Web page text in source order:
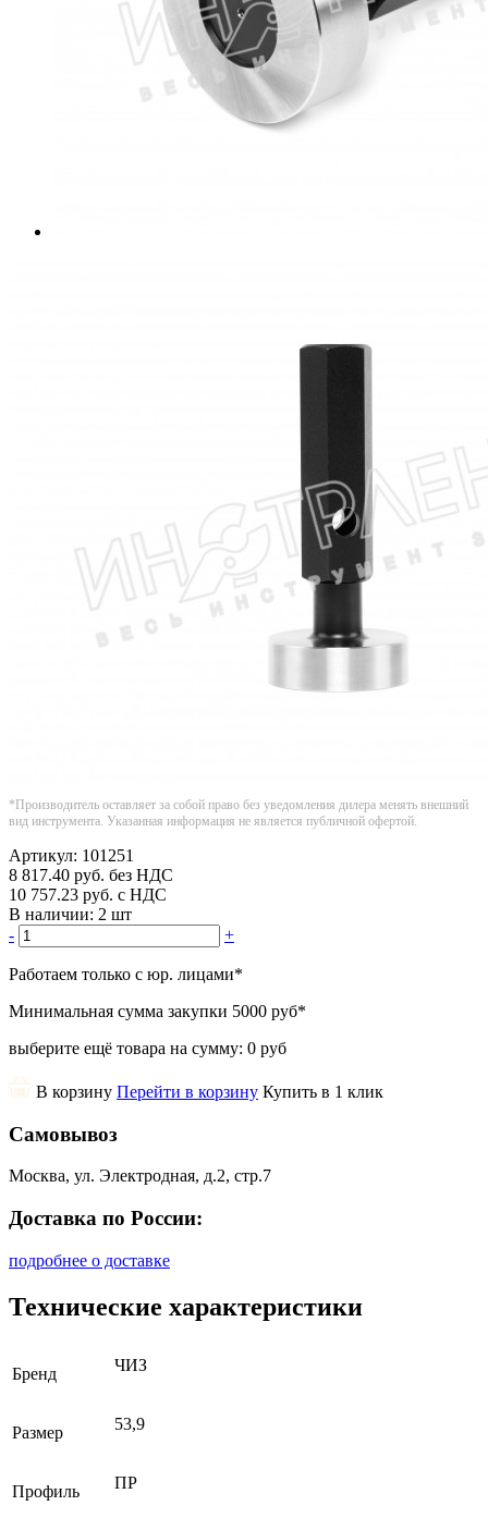
*Производитель оставляет за собой право без уведомления дилера менять внешний
вид инструмента. Указанная информация не является публичной офертой.
Артикул: 101251
8 817.40 руб. без НДС
10 757.23 руб. с НДС
В наличии: 2 шт
-
+
Работаем только с юр. лицами*
Минимальная сумма закупки 5000 руб*
выберите ещё товара на сумму: 0 руб
В корзину Перейти в корзину Купить в 1 клик
Самовывоз
Москва, ул. Электродная, д.2, стр.7
Доставка по России:
подробнее о доставке
Технические характеристики
Бренд ЧИЗ
Размер 53,9
Профиль ПР